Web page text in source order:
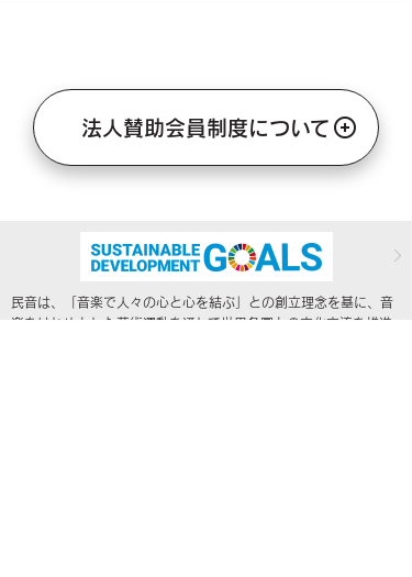
法人賛助会員制度について
民音は、「音楽で人々の心と心を結ぶ」との創立理念を基に、音
楽をはじめとした芸術運動を通して世界各国との文化交流を推進